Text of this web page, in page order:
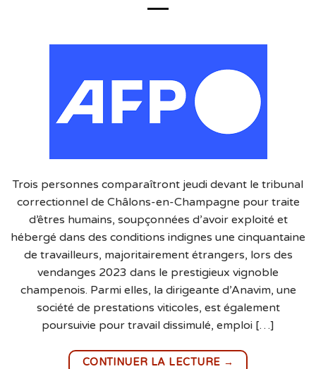
Trois personnes comparaîtront jeudi devant le tribunal
correctionnel de Châlons-en-Champagne pour traite
d’êtres humains, soupçonnées d’avoir exploité et
hébergé dans des conditions indignes une cinquantaine
de travailleurs, majoritairement étrangers, lors des
vendanges 2023 dans le prestigieux vignoble
champenois. Parmi elles, la dirigeante d’Anavim, une
société de prestations viticoles, est également
poursuivie pour travail dissimulé, emploi […]
CONTINUER LA LECTURE →